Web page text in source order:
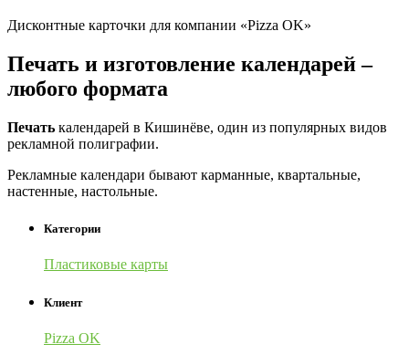
Дисконтные карточки для компании «Pizza OK»
Печать и изготовление календарей –
любого формата
Печать календарей в Кишинёве, один из популярных видов
рекламной полиграфии.
Рекламные календари бывают карманные, квартальные,
настенные, настольные.
Категории
Пластиковые карты
Клиент
Pizza OK